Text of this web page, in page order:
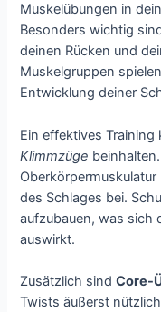
Muskelübungen in
Besonders wichtig
deinen Rücken und
Muskelgruppen
Entwicklung deiner
Ein effektives
Klimmzüge
des Schlages bei.
aufzubauen, was sich
auswirkt.
Zusätzlich sindCore-
Twists äußerst